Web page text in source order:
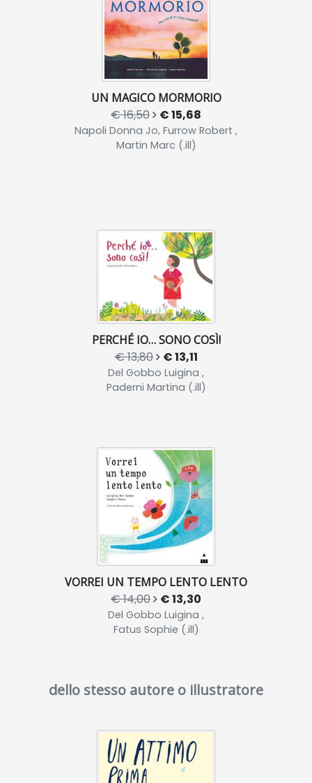
UN MAGICO MORMORIO
€ 16,50 € 15,68
Napoli Donna Jo, Furrow Robert ,
Martin Marc (.ill)
PERCHÉ IO… SONO COSÌ!
€ 13,80 € 13,11
Del Gobbo Luigina ,
Paderni Martina (.ill)
VORREI UN TEMPO LENTO LENTO
€ 14,00 € 13,30
Del Gobbo Luigina ,
Fatus Sophie (.ill)
dello stesso autore o illustratore